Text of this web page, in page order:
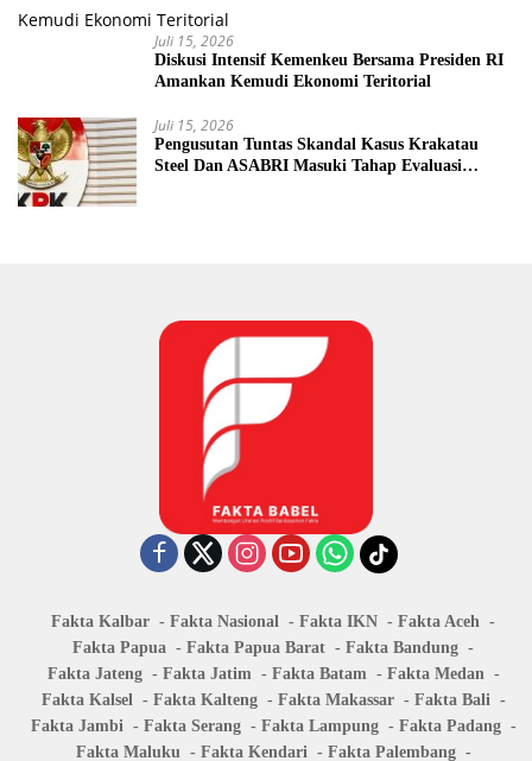
Juli 15, 2026
Diskusi Intensif Kemenkeu Bersama Presiden RI
Amankan Kemudi Ekonomi Teritorial
Juli 15, 2026
Pengusutan Tuntas Skandal Kasus Krakatau
Steel Dan ASABRI Masuki Tahap Evaluasi
Fakta Kalbar Fakta Nasional Fakta IKN
Fakta Aceh
Fakta Papua
Fakta Papua Barat
Fakta Bandung
Fakta Jateng
Fakta Jatim Fakta Batam
Fakta Medan
Fakta Kalsel
Fakta Kalteng Fakta Makassar
Fakta Bali
Fakta Jambi
Fakta Serang Fakta Lampung
Fakta Padang
Fakta Maluku
Fakta Kendari Fakta Palembang